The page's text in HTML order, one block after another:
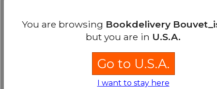
You are browsing Bookdelivery
but you are in U.S.A.
Go to U.S.A.
I want to stay here